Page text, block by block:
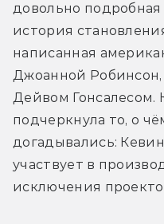
довольно подробная
история
написанная
Джоанной
Дейвом Гонсалесом.
подчеркнула то, о
догадывались:
участвует в
исключения